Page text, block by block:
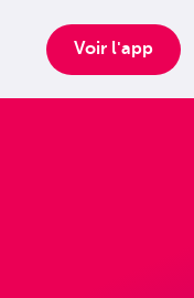
Voir l'app